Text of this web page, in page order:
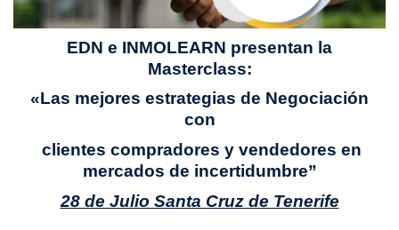
EDN e INMOLEARN presentan la
Masterclass:
«Las mejores estrategias de Negociación
con
clientes compradores y vendedores en
mercados de incertidumbre”
28 de Julio Santa Cruz de Tenerife